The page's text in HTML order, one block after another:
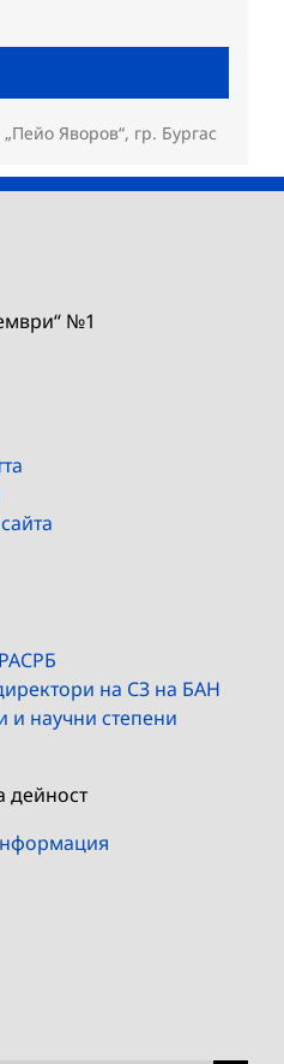
Яворов“, гр. Бургас
№1
на СЗ на БАН
научни степени
дейност